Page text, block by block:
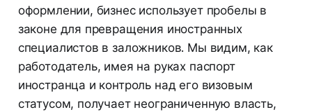
оформлении, бизнес использует пробелы в
законе для превращения иностранных
специалистов в заложников. Мы видим, как
работодатель, имея на руках паспорт
иностранца и контроль над его визовым
статусом, получает неограниченную власть,